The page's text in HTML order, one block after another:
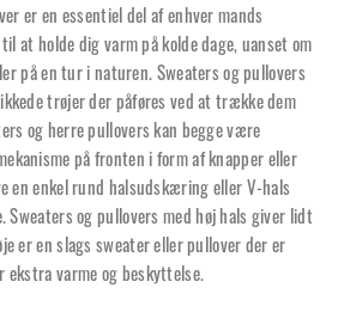
er en essentiel del af enhver mands
at holde dig varm på kolde dage, uanset om
på en tur i naturen. Sweaters og pullovers
trøjer der påføres ved at trække dem
og herre pullovers kan begge være
på fronten i form af knapper eller
en enkel rund halsudskæring eller V-hals
Sweaters og pullovers med høj hals giver lidt
er en slags sweater eller pullover der er
varme og beskyttelse.